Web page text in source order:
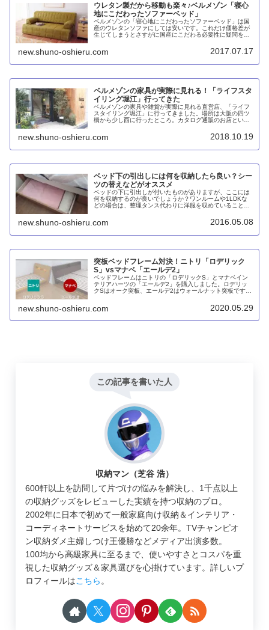
ウレタン製だから移動も楽々♪ベルメゾン「寝心
地にこだわったソファーベッド」
ベルメゾンの「寝心地にこだわったソファーベッド」は国
産のウレタンソファにしては安いです。これだけ価格差が
生じてしまうとさすがに国産にこだわる必要性に疑問を感
new.shuno-oshieru.com 2017.07.17
ベルメゾンの家具が実際に見れる！「ライフスタ
イリング堀江」行ってきた
ベルメゾンの家具や雑貨が実際に見れる直営店、「ライフ
スタイリング堀江」に行ってきました。場所は大阪の四ツ
橋から少し西に行ったところ。カタログ通販のお店という
new.shuno-oshieru.com 2018.10.19
ベッド下の引出しには何を収納したら良い？シー
ツの替えなどがオススメ
ベッドの下に引出しが付いたものがありますが、ここには
何を収納するのが良いでしょうか？ワンルームや1LDKな
どの場合は、整理タンス代わりに洋服を収めていることも
new.shuno-oshieru.com 2016.05.08
突板ベッドフレーム対決！ニトリ「ロデリック
S」vsマナベ「エールデ2」
ベッドフレームはニトリの「ロデリックS」とマナベイン
テリアハーツの「エールデ2」を購入しました。ロデリッ
クSはオーク突板、エールデ2はウォールナット突板です。
ト」、グランツの「ウォルテ・Lキャビネット」なども比
較検討しました。
new.shuno-oshieru.com 2020.05.29
この記事を書いた人
収納マン（芝谷 浩）
600軒以上を訪問して片づけの悩みを解決し、1千点以上
の収納グッズをレビューした実績を持つ収納のプロ。
2002年に日本で初めて一般家庭向け収納＆インテリア・
コーディネートサービスを始めて20余年。TVチャンピオ
ン収納ダメ主婦しつけ王優勝などメディア出演多数。
100均から高級家具に至るまで、使いやすさとコスパを重
視した収納グッズ＆家具選びを心掛けています。詳しいプ
ロフィールはこちら 。